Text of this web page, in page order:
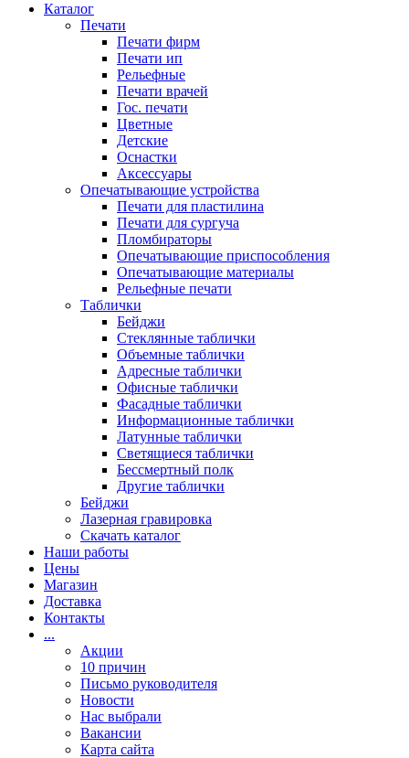
Каталог
Печати
Печати фирм
Печати ип
Рельефные
Печати врачей
Гос. печати
Цветные
Детские
Оснастки
Аксессуары
Опечатывающие устройства
Печати для пластилина
Печати для сургуча
Пломбираторы
Опечатывающие приспособления
Опечатывающие материалы
Рельефные печати
Таблички
Бейджи
Стеклянные таблички
Объемные таблички
Адресные таблички
Офисные таблички
Фасадные таблички
Информационные таблички
Латунные таблички
Светящиеся таблички
Бессмертный полк
Другие таблички
Бейджи
Лазерная гравировка
Скачать каталог
Наши работы
Цены
Магазин
Доставка
Контакты
...
Акции
10 причин
Письмо руководителя
Новости
Нас выбрали
Вакансии
Карта сайта